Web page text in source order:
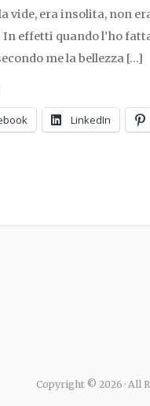
vide, era insolita, non
effetti quando l’ho
me la bellezza […]
LinkedIn
Copyright © 2026 · All